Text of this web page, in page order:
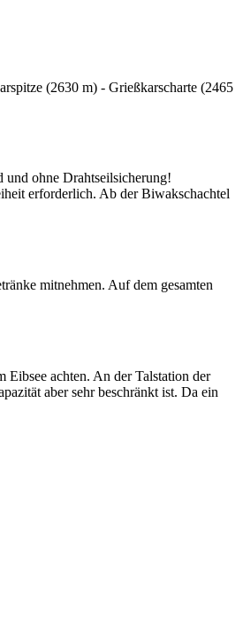
(2630 m) - Grießkarscharte (2465
und ohne Drahtseilsicherung!
erforderlich. Ab der Biwakschachtel
mitnehmen. Auf dem gesamten
achten. An der Talstation der
aber sehr beschränkt ist. Da ein